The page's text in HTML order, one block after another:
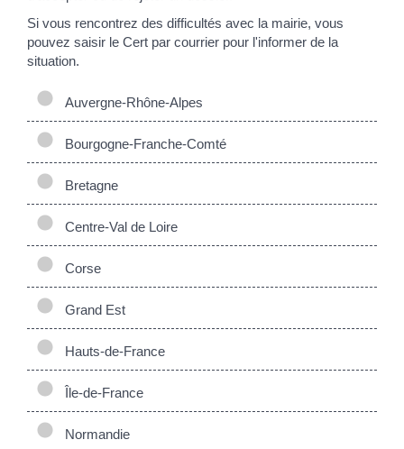
Si vous rencontrez des difficultés avec la mairie, vous
pouvez saisir le Cert par courrier pour l'informer de la
situation.
Auvergne-Rhône-Alpes
Bourgogne-Franche-Comté
Bretagne
Centre-Val de Loire
Corse
Grand Est
Hauts-de-France
Île-de-France
Normandie